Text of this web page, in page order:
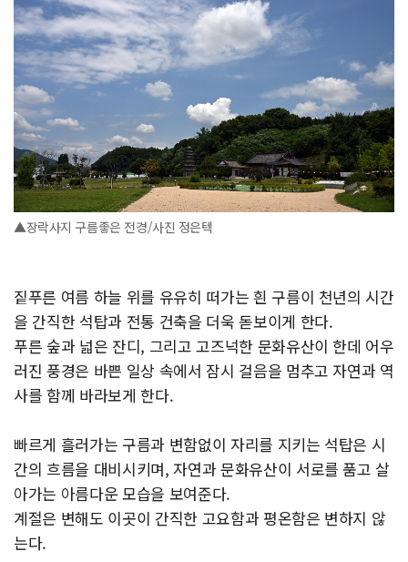
▲장락사지 구름좋은 전경/사진 정은텍
짙푸른 여름 하늘 위를 유유히 떠가는 흰 구름이 천년의 시간
을 간직한 석탑과 전통 건축을 더욱 돋보이게 한다.
푸른 숲과 넓은 잔디, 그리고 고즈넉한 문화유산이 한데 어우
러진 풍경은 바쁜 일상 속에서 잠시 걸음을 멈추고 자연과 역
사를 함께 바라보게 한다.
빠르게 흘러가는 구름과 변함없이 자리를 지키는 석탑은 시
간의 흐름을 대비시키며, 자연과 문화유산이 서로를 품고 살
아가는 아름다운 모습을 보여준다.
계절은 변해도 이곳이 간직한 고요함과 평온함은 변하지 않
는다.